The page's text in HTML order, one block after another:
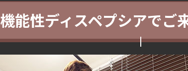
機能性ディスペプシアでご